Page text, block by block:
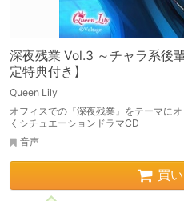
深夜残業 Vol.3 ～チャラ系後
定特典付き】
Queen Lily
オフィスでの『深夜残業』をテーマに
くシチュエーションドラマCD
音声
買